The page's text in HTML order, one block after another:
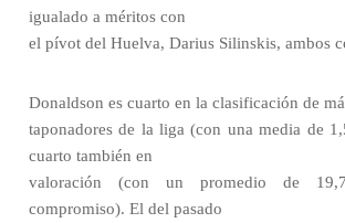
igualado a méritos con
el pívot del Huelva, Darius Silinskis, ambos
Donaldson es cuarto en la clasificación de
taponadores de la liga (con una media de
cuarto también en
valoración (con un promedio de
compromiso). El del pasado